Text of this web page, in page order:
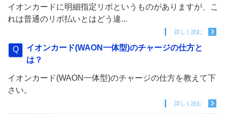
イオンカードに明細指定リボというものがありますが、こ
れは普通のリボ払いとはどう違...
詳しく読む
イオンカード(WAON一体型)のチャージの仕方と
は？
イオンカード(WAON一体型)のチャージの仕方を教えて下
さい。
詳しく読む